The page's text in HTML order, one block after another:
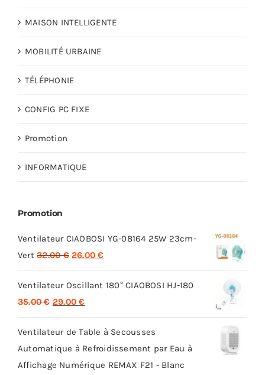
MAISON INTELLIGENTE
MOBILITÉ URBAINE
TÉLÉPHONIE
CONFIG PC FIXE
Promotion
INFORMATIQUE
Promotion
Ventilateur CIAOBOSI YG-08164 25W 23cm-
Vert 32.00€ Le
initial
était :
26.00€
actuel
Ventilateur Oscillant 180° CIAOBOSI HJ-180
35.00€ Le
initial
était :
35.00 €.
29.00€
actuel
est :
29.00 €.
Ventilateur de Table à Secousses
Automatique à Refroidissement par Eau à
Affichage Numérique REMAX F21 - Blanc